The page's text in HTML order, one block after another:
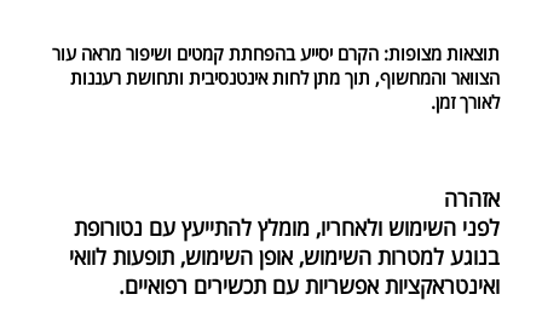
תוצאות מצופות: הקרם יסייע בהפחתת קמטים ושיפור מראה עור
הצוואר והמחשוף, תוך מתן לחות אינטנסיבית ותחושת רעננות
לאורך זמן.
אזהרה
לפני השימוש ולאחריו, מומלץ להתייעץ עם נטורופת
בנוגע למטרות השימוש, אופן השימוש, תופעות לוואי
ואינטראקציות אפשריות עם תכשירים רפואיים.